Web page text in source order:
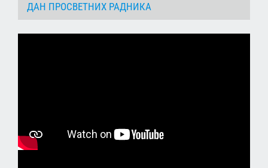
ДАН ПРОСВЕТНИХ РАДНИКА